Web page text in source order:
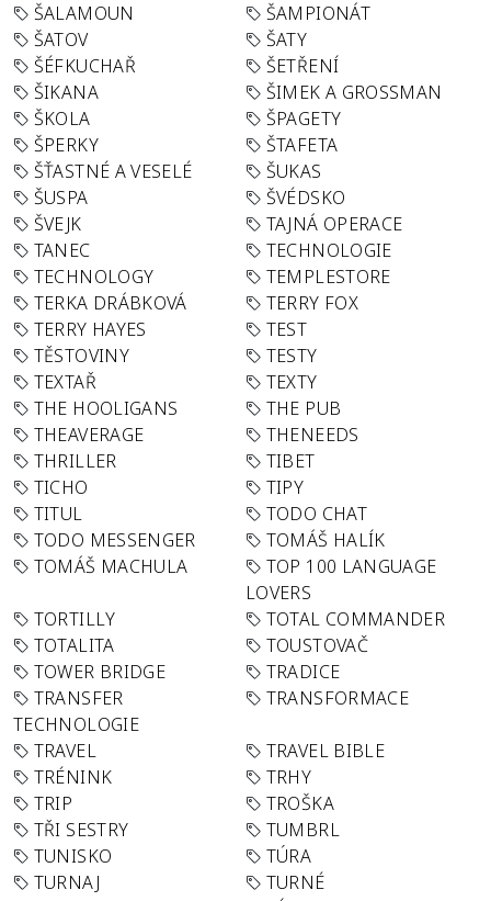
ŠALAMOUN
ŠAMPIONÁT
ŠATOV
ŠATY
ŠÉFKUCHAŘ
ŠETŘENÍ
ŠIKANA
ŠIMEK A GROSSMAN
ŠKOLA
ŠPAGETY
ŠPERKY
ŠTAFETA
ŠŤASTNÉ A VESELÉ
ŠUKAS
ŠUSPA
ŠVÉDSKO
ŠVEJK
TAJNÁ OPERACE
TANEC
TECHNOLOGIE
TECHNOLOGY
TEMPLESTORE
TERKA DRÁBKOVÁ
TERRY FOX
TERRY HAYES
TEST
TĚSTOVINY
TESTY
TEXTAŘ
TEXTY
THE HOOLIGANS
THE PUB
THEAVERAGE
THENEEDS
THRILLER
TIBET
TICHO
TIPY
TITUL
TODO CHAT
TODO MESSENGER
TOMÁŠ HALÍK
TOMÁŠ MACHULA
TOP 100 LANGUAGE
LOVERS
TORTILLY
TOTAL COMMANDER
TOTALITA
TOUSTOVAČ
TOWER BRIDGE
TRADICE
TRANSFER
TECHNOLOGIE
TRANSFORMACE
TRAVEL
TRAVEL BIBLE
TRÉNINK
TRHY
TRIP
TROŠKA
TŘI SESTRY
TUMBRL
TUNISKO
TÚRA
TURNAJ
TURNÉ